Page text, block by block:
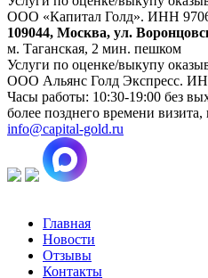
ООО «Капитал Голд». ИНН
109044, Москва, ул.
м. Таганская, 2 мин. пешком
Услуги по оценке/выкупу
ООО Альянс Голд Экспресс.
Часы работы: 10:30-19:00 без
более позднего времени
info@capital-gold.ru
Главная
Новости
Отзывы
Контакты